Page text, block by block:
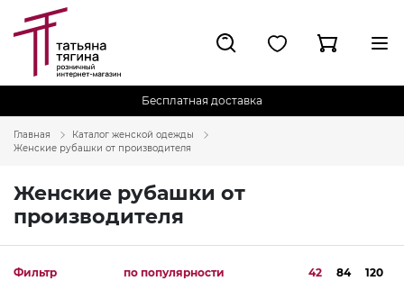
Бесплатная доставка
Главная
Каталог женской одежды
Женские рубашки от производителя
Женские рубашки от
производителя
Фильтр по популярности 42 84 120